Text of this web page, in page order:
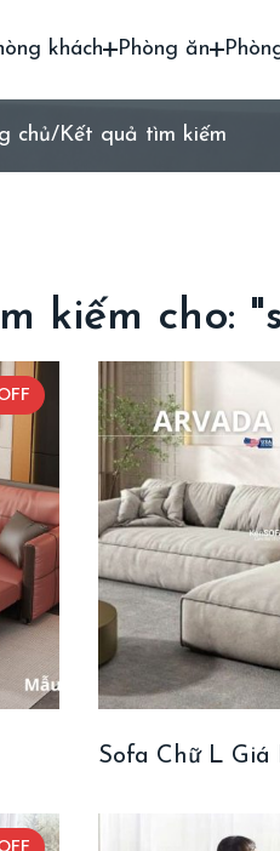
khách Phòng ăn
chủ/Kết quả tìm kiếm
kiếm cho:
Sofa Chữ L Giá